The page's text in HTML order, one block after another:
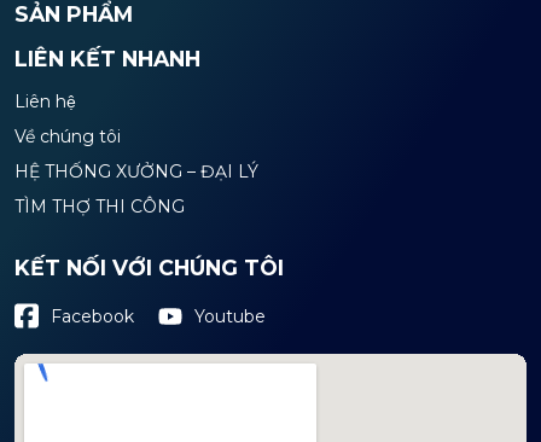
SẢN PHẨM
LIÊN KẾT NHANH
Liên hệ
Về chúng tôi
HỆ THỐNG XƯỞNG – ĐẠI LÝ
TÌM THỢ THI CÔNG
KẾT NỐI VỚI CHÚNG TÔI
Facebook Youtube